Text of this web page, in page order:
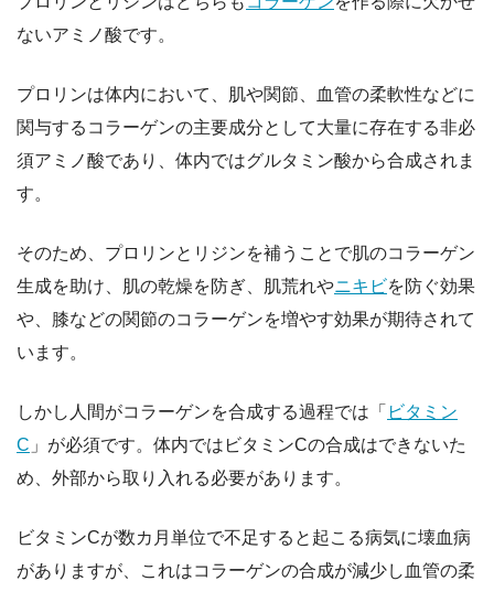
ないアミノ酸です。
プロリンは体内において、肌や関節、血管の柔軟性などに
関与するコラーゲンの主要成分として大量に存在する非必
須アミノ酸であり、体内ではグルタミン酸から合成されま
す。
そのため、プロリンとリジンを補うことで肌のコラーゲン
生成を助け、肌の乾燥を防ぎ、肌荒れやニキビを防ぐ効果
や、膝などの関節のコラーゲンを増やす効果が期待されて
います。
しかし人間がコラーゲンを合成する過程では「 ビタミン
C 」が必須です。体内ではビタミンCの合成はできないた
め、外部から取り入れる必要があります。
ビタミンCが数カ月単位で不足すると起こる病気に壊血病
がありますが、これはコラーゲンの合成が減少し血管の柔